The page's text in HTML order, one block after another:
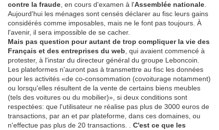
contre la fraude , en cours d'examen à l'Assemblée nationale
Aujourd'hui les ménages sont censés déclarer au fisc leurs gains
considérés comme imposables, mais ne le font pas toujours. À
l'avenir, il sera impossible de se cacher.
Mais pas question pour autant de trop compliquer la vie des
Français et des entreprises du web , qui avaient commencé à
protester, à l'instar du directeur général du groupe Leboncoin.
Les plateformes n'auront pas à transmettre au fisc les données
pour les activités «de co-consommation (covoiturage notamment)
ou lorsqu'elles résultent de la vente de certains biens meubles
(tels des voitures ou du mobilier)», si deux conditions sont
respectées: que l'utilisateur ne réalise pas plus de 3000 euros de
transactions, par an et par plateforme, dans ces domaines, ou
n'effectue pas plus de 20 transactions. . C'est ce que les